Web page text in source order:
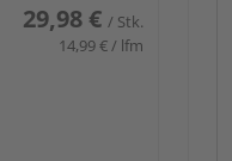
29,98 € / Stk.
14,99 € / lfm